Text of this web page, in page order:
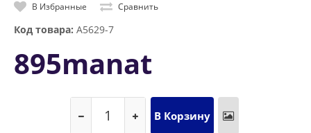
В Избранные Сравнить
Код товара: A5629-7
895manat